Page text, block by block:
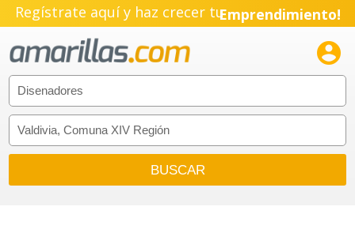
Regístrate aquí y haz crecer tuEmprendimiento!
